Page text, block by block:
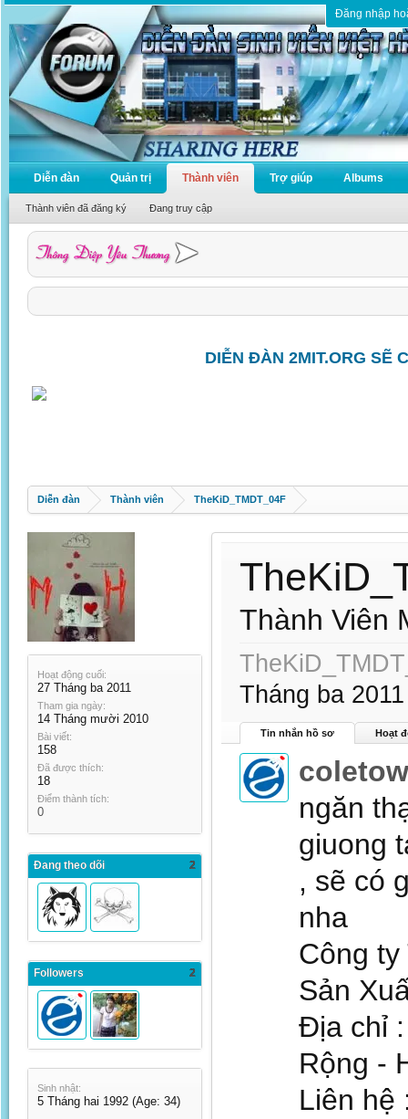
Đăng nhập
Diễn đàn Quản trị Thành viên
Thành viên đã đăng ký Đang truy cập
Trợ giúp Albums
DIỄN ĐÀN 2MIT.ORG SẼ
Diễn đàn Thành viên TheKiD_TMDT_04F
Hoạt động cuối:
27 Tháng ba 2011
Tham gia ngày:
14 Tháng mười 2010
Bài viết:
158
Đã được thích:
18
Điểm thành tích:
0
Đang theo dõi 2
Followers 2
Sinh nhật:
5 Tháng hai 1992 (Age: 34)
Thành Viên
Tháng ba 2011
Tin nhắn hồ sơ Hoạt
ngăn
giuong
, sẽ có
nha
Công
Sản
Địa chỉ
Rộng -
Liên hệ